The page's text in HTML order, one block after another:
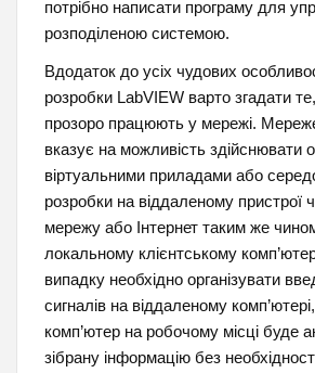
потрібно написати програму для
розподіленою системою.
Вдодаток до усіх чудових
розробки LabVIEW варто згадати
прозоро працюють у мережі.
вказує на можливість здійснювати
віртуальними приладами або
розробки на віддаленому пристрої
мережу або Інтернет таким же
локальному клієнтському
випадку необхідно організувати
сигналів на віддаленому
комп’ютер на робочому місці буде
зібрану інформацію без